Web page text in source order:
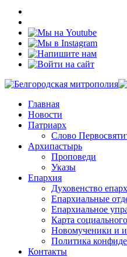
Главная
Новости
Патриарх
Слово
Архипастырь
Проповеди
Указы
Епархия
Духовенство
Епархиальные
Епархиальное
Карта
Новомученики и
Политика
Контакты